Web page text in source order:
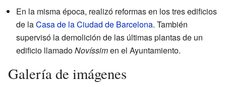
En la misma época, realizó reformas en los tres edificios
de laCasa de la Ciudad de Barcelona. También
supervisó la demolición de las últimas plantas de un
edificio llamadoNovíssimen el Ayuntamiento.
Galería de imágenes